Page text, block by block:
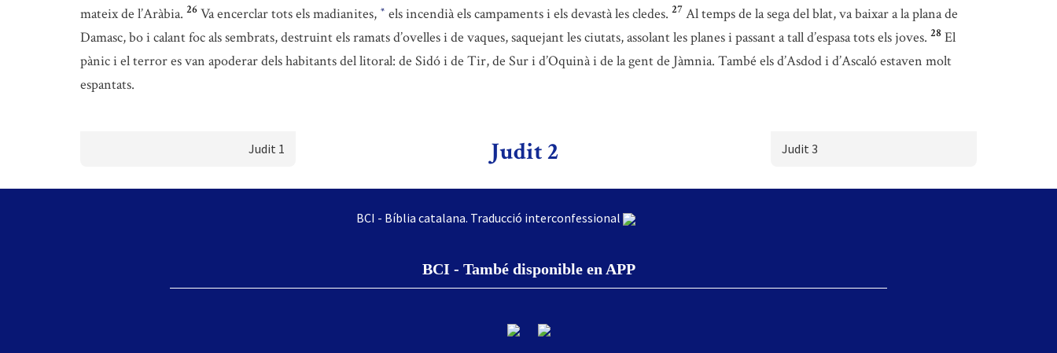
mateix de l’Aràbia. 26 Va encerclar tots els madianites, * els incendià els campaments i els devastà les cledes. 27 Al temps de la sega del blat, va baixar a la plana de
Damasc, bo i calant foc als sembrats, destruint els ramats d’ovelles i de vaques, saquejant les ciutats, assolant les planes i passant a tall d’espasa tots els joves. 28 El
pànic i el terror es van apoderar dels habitants del litoral: de Sidó i de Tir, de Sur i d’Oquinà i de la gent de Jàmnia. També els d’Asdod i d’Ascaló estaven molt
espantats.
Judit 1 Judit 2 Judit 3
BCI - Bíblia catalana. Traducció interconfessional
BCI - També disponible en APP